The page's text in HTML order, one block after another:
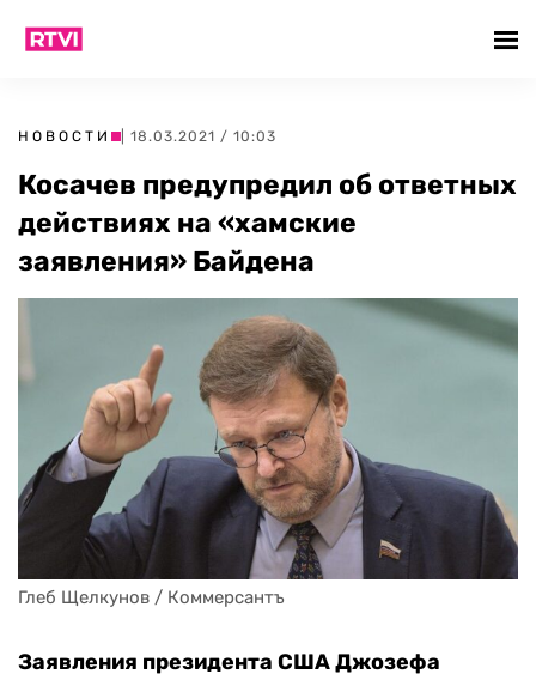
НОВОСТИ | 18.03.2021 / 10:03
Косачев предупредил об ответных
действиях на «хамские
заявления» Байдена
Глеб Щелкунов / Коммерсантъ
Заявления президента США Джозефа